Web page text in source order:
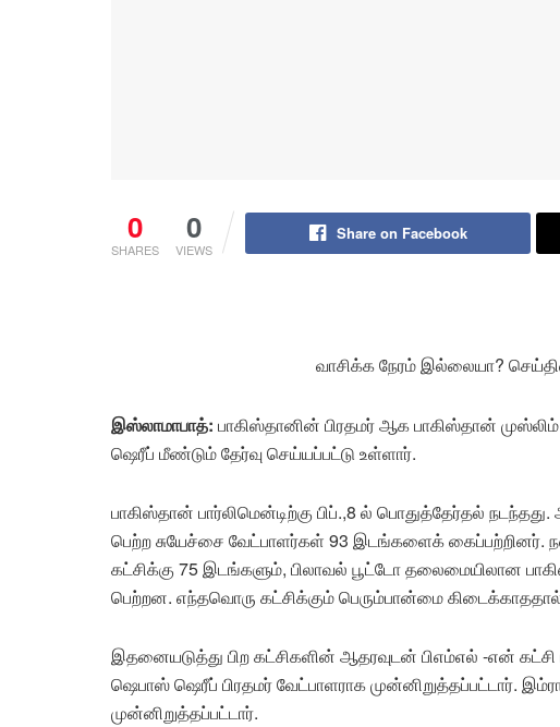
0
SHARES
0
VIEWS
Share on Facebook
வாசிக்க நேரம் இல்லையா?
இஸ்லாமாபாத்: பாகிஸ்தானின் பிரதமர் ஆக பாகிஸ்தான்
ஷெரீப் மீண்டும் தேர்வு செய்யப்பட்டு உள்ளார்.
பாகிஸ்தான் பார்லிமென்டிற்கு பிப்.,8 ல் பொதுத்தேர்தல்
பெற்ற சுயேச்சை வேட்பாளர்கள் 93 இடங்களைக்
கட்சிக்கு 75 இடங்களும், பிலாவல் பூட்டோ தலைமையிலான
பெற்றன. எந்தவொரு கட்சிக்கும் பெரும்பான்மை கிடைக்காததால்
இதனையடுத்து பிற கட்சிகளின் ஆதரவுடன் பிஎம்எல் -என்
ஷெபாஸ் ஷெரீப் பிரதமர் வேட்பாளராக முன்னிறுத்தப்பட்டார்.
முன்னிறுத்தப்பட்டார்.